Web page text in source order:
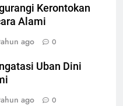
Kerontokan
Alami
ago 0
Uban Dini
ago 0